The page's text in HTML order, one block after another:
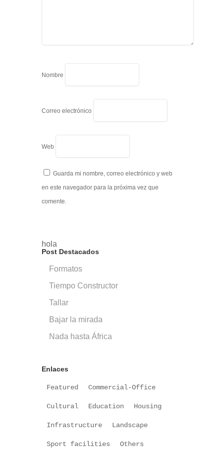
Nombre
Correo electrónico
Web
Guarda mi nombre, correo electrónico y web
en este navegador para la próxima vez que
comente.
hola
Post Destacados
Formatos
Tiempo Constructor
Tallar
Bajar la mirada
Nada hasta África
Enlaces
Featured Commercial-Office
Cultural Education Housing
Infrastructure Landscape
Sport facilities Others